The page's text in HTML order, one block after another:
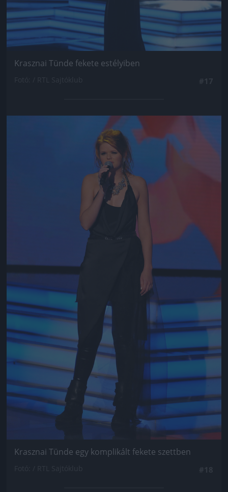
Krasznai Tünde fekete estélyiben
Jön még kép!
Krasznai Tünde egy komplikált fekete szettben